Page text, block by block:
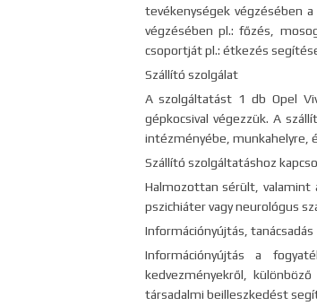
tevékenységek végzésében
végzésében pl.: főzés,
csoportját pl.: étkezés
Szállító szolgálat
A szolgáltatást 1 db Opel
gépkocsival végezzük. A
intézményébe, munkahelyre,
Szállító szolgáltatáshoz
Halmozottan sérült,
pszichiáter vagy neurológus
Információnyújtás, tanácsadás
Információnyújtás a
kedvezményekről,
társadalmi beilleszkedést